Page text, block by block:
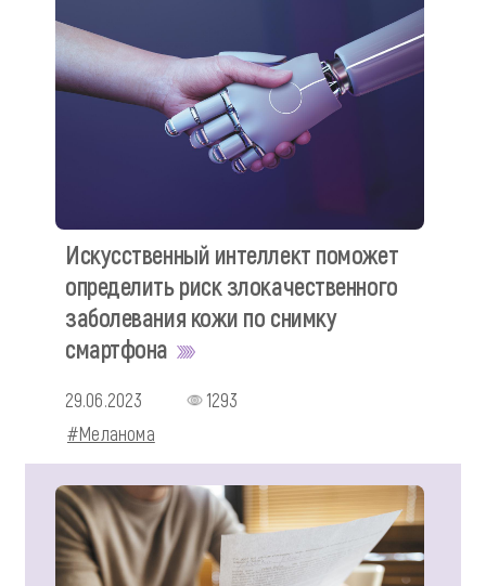
Искусственный интеллект поможет
определить риск злокачественного
заболевания кожи по снимку
смартфона
29.06.2023
1293
#Меланома